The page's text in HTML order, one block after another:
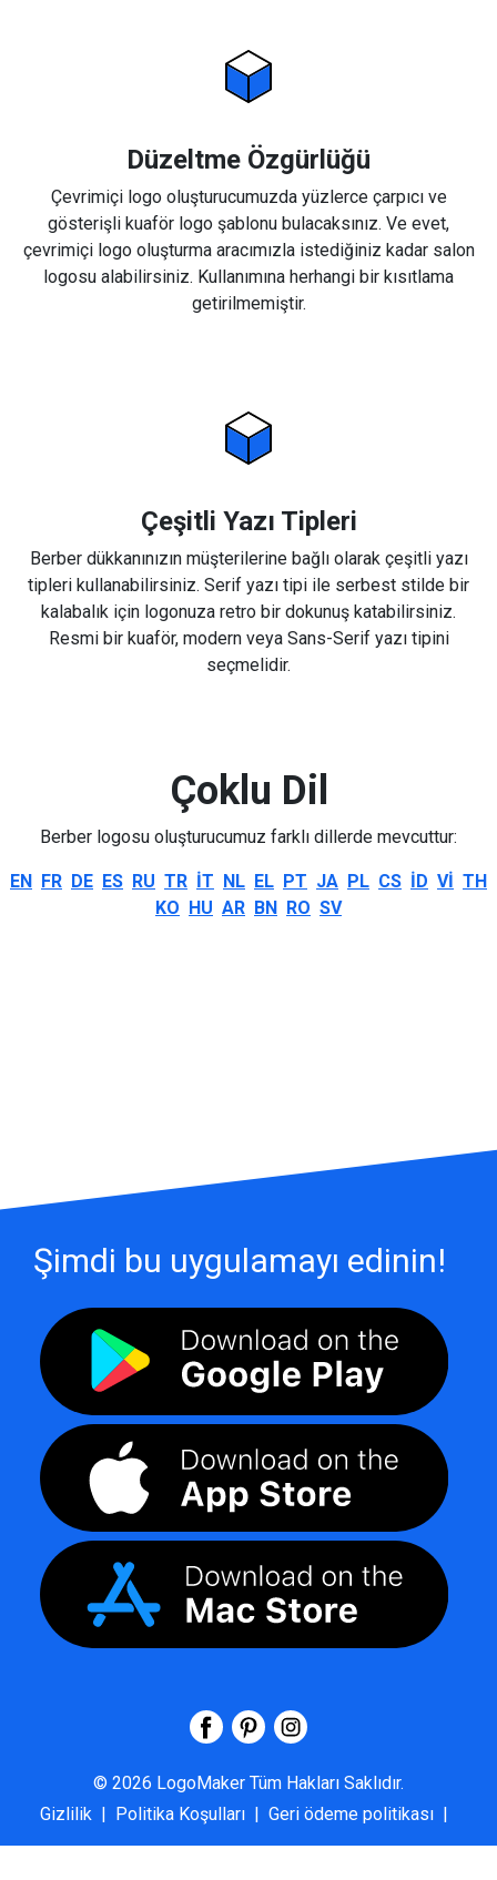
Düzeltme Özgürlüğü
Çevrimiçi logo oluşturucumuzda yüzlerce çarpıcı ve
gösterişli kuaför logo şablonu bulacaksınız. Ve evet,
çevrimiçi logo oluşturma aracımızla istediğiniz kadar salon
logosu alabilirsiniz. Kullanımına herhangi bir kısıtlama
getirilmemiştir.
Çeşitli Yazı Tipleri
Berber dükkanınızın müşterilerine bağlı olarak çeşitli yazı
tipleri kullanabilirsiniz. Serif yazı tipi ile serbest stilde bir
kalabalık için logonuza retro bir dokunuş katabilirsiniz.
Resmi bir kuaför, modern veya Sans-Serif yazı tipini
seçmelidir.
Çoklu Dil
Berber logosu oluşturucumuz farklı dillerde mevcuttur:
EN FR DE ES RU TR IT NL EL PT JA PL CS ID VI TH
KO HU AR BN RO SV
Şimdi bu uygulamayı edinin!
© 2026 LogoMaker Tüm Hakları Saklıdır.
Gizlilik | Politika Koşulları | Geri ödeme politikası |